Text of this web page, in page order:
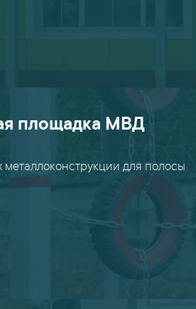
площадка МВД
для полосы